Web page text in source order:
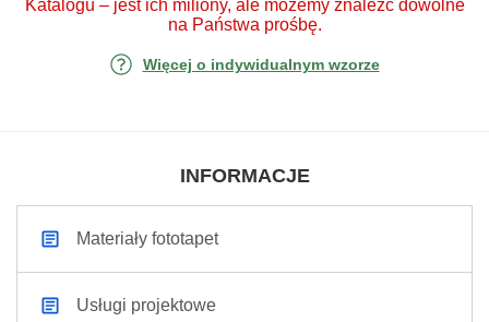
Katalogu – jest ich miliony, ale możemy znaleźć dowolne
na Państwa prośbę.
Więcej o indywidualnym wzorze
INFORMACJE
Materiały fototapet
Usługi projektowe